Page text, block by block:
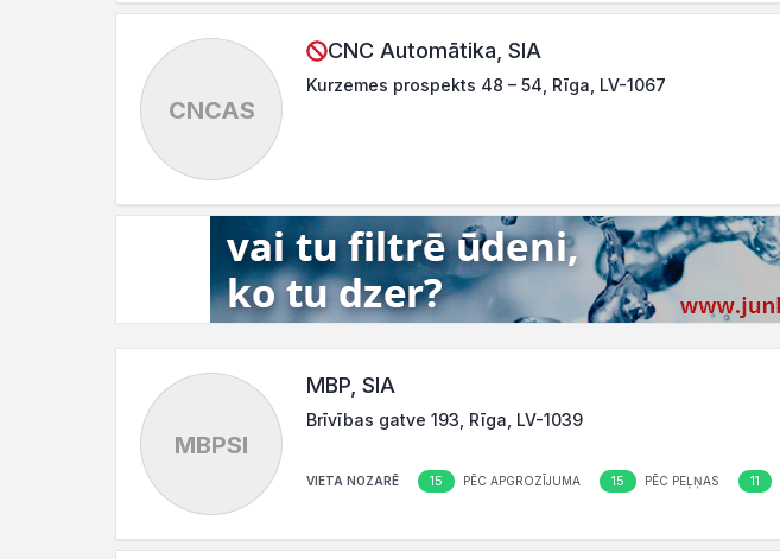
CNCAS
CNC Automātika, SIA
Kurzemes prospekts 48 – 54, Rīga, LV-1067
MBPSI
MBP, SIA
Brīvības gatve 193, Rīga, LV-1039
VIETA NOZARĒ 15 PĒC APGROZĪJUMA 15 PĒC PEĻŅAS 11